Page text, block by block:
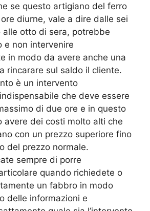
se questo artigiano del ferro
diurne, vale a dire dalle sei
otto di sera, potrebbe
e non intervenire
in modo da avere anche una
rincarare sul saldo il cliente.
è un intervento
che deve essere
di due ore e in questo
avere dei costi molto alti che
con un prezzo superiore fino
del prezzo normale.
sempre di porre
quando richiedete o
un fabbro in modo
delle informazioni e